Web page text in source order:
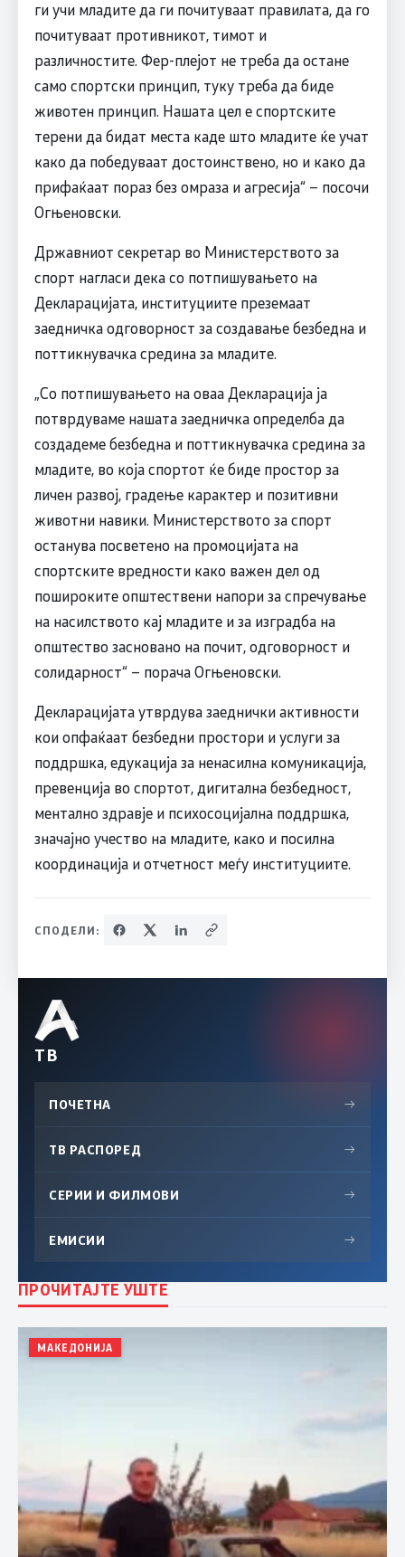
ги учи младите да ги почитуваат правилата, да го
почитуваат противникот, тимот и
различностите. Фер-плејот не треба да остане
само спортски принцип, туку треба да биде
животен принцип. Нашата цел е спортските
терени да бидат места каде што младите ќе учат
како да победуваат достоинствено, но и како да
прифаќаат пораз без омраза и агресија“ – посочи
Огњеновски.
Државниот секретар во Министерството за
спорт нагласи дека со потпишувањето на
Декларацијата, институциите преземаат
заедничка одговорност за создавање безбедна и
поттикнувачка средина за младите.
„Со потпишувањето на оваа Декларација ја
потврдуваме нашата заедничка определба да
создадеме безбедна и поттикнувачка средина за
младите, во која спортот ќе биде простор за
личен развој, градење карактер и позитивни
животни навики. Министерството за спорт
останува посветено на промоцијата на
спортските вредности како важен дел од
пошироките општествени напори за спречување
на насилството кај младите и за изградба на
општество засновано на почит, одговорност и
солидарност“ – порача Огњеновски.
Декларацијата утврдува заеднички активности
кои опфаќаат безбедни простори и услуги за
поддршка, едукација за ненасилна комуникација,
превенција во спортот, дигитална безбедност,
ментално здравје и психосоцијална поддршка,
значајно учество на младите, како и посилна
координација и отчетност меѓу институциите.
СПОДЕЛИ:
ТВ
ПОЧЕТНА →
ТВ РАСПОРЕД →
СЕРИИ И ФИЛМОВИ →
ЕМИСИИ →
ПРОЧИТАЈТЕ УШТЕ
МАКЕДОНИЈА